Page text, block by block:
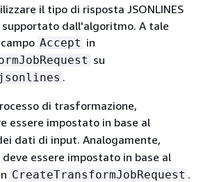
il tipo di risposta JSONLINES
supportato dall'algoritmo. A tale
Accept in
su
.
di trasformazione,
essere impostato in base al
dati di input. Analogamente,
deve essere impostato in base al
CreateTransformJobRequest .